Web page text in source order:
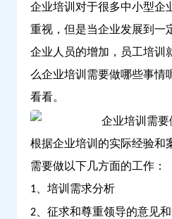
企业培训对于很多中小型企
重视，但是当企业发展到一
企业人员的增加，员工培训
么企业培训需要做哪些事情
看看。
根据企业培训的实际经验和
需要做以下几方面的工作：
1 、培训需求分析
2 、征求和尊重领导的意见